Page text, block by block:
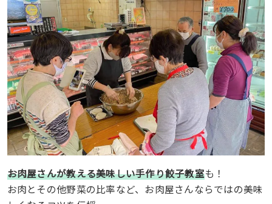
お肉屋さんが教える美味しい手作り餃子教室も！
お肉とその他野菜の比率など、お肉屋さんならではの美味